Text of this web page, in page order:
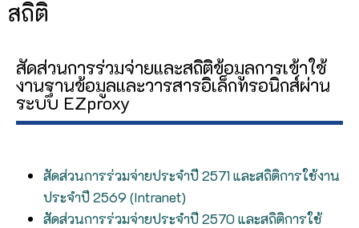
สถิติ
สัดส่วนการร่วมจ่ายและสถิติข้อมูลการเข้าใช้
งานฐานข้อมูลและวารสารอิเล็กทรอนิกส์ผ่าน
ระบบ EZproxy
สัดส่วนการร่วมจ่ายประจำปี 2571 และสถิติการใช้งาน
ประจำปี 2569 (Intranet)
สัดส่วนการร่วมจ่ายประจำปี 2570 และสถิติการใช้